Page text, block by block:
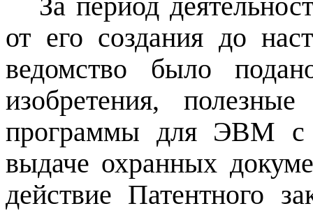
от его создания до
ведомство было
изобретения,
программы для ЭВМ с
выдаче охранных
действие Патентного